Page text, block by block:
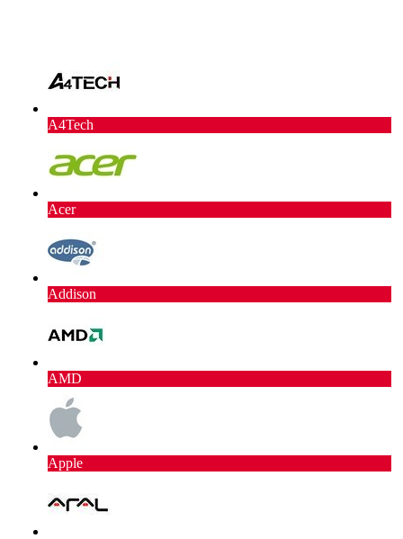
A4Tech
Acer
Addison
AMD
Apple